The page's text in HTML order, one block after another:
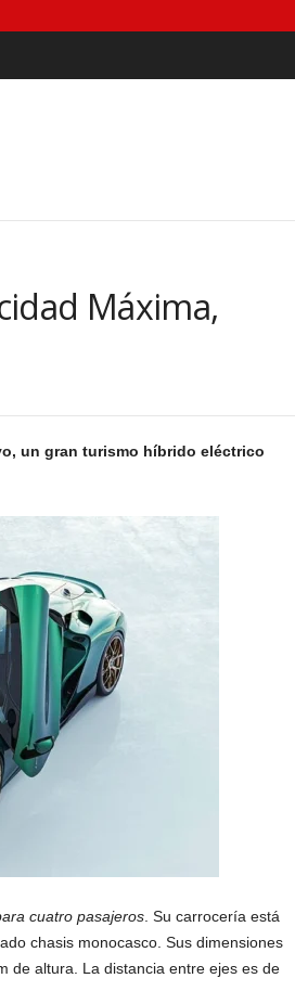
Máxima,
un gran turismo híbrido eléctrico
cuatro pasajeros. Su carrocería está
chasis monocasco. Sus dimensiones
de altura. La distancia entre ejes es de